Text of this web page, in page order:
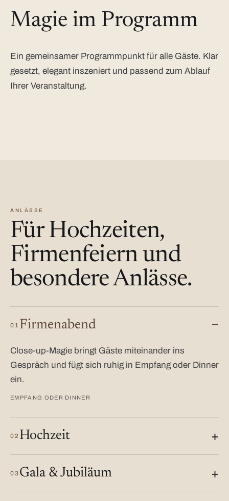
Magie im Programm
Ein gemeinsamer Programmpunkt für alle Gäste. Klar
gesetzt, elegant inszeniert und passend zum Ablauf
Ihrer Veranstaltung.
ANLÄSSE
Für Hochzeiten,
Firmenfeiern und
besondere Anlässe.
01 Firmenabend
Close-up-Magie bringt Gäste miteinander ins
Gespräch und fügt sich ruhig in Empfang oder Dinner
ein.
EMPFANG ODER DINNER
02 Hochzeit
03 Gala & Jubiläum